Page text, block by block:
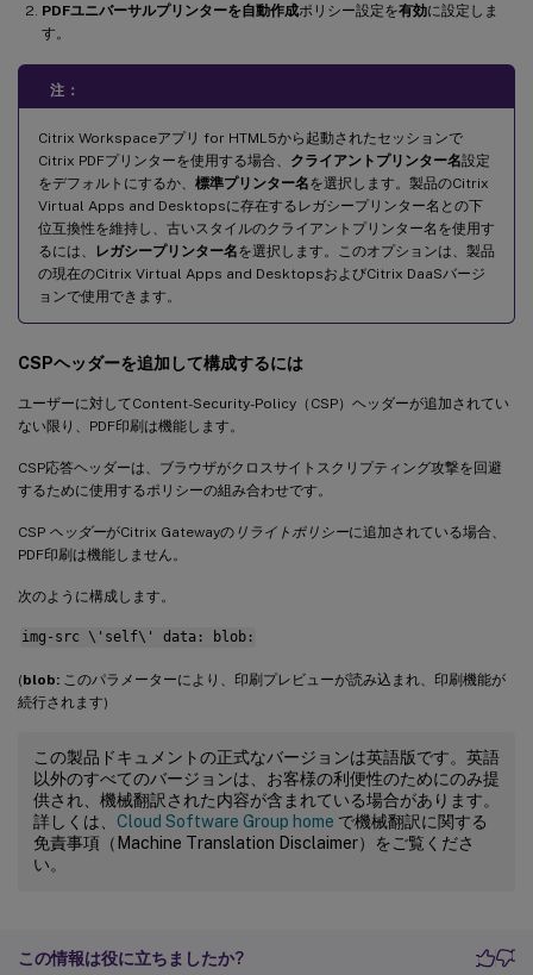
PDFユニバーサルプリンターを自動作成ポリシー設定を有効に設定しま
す。
注：
Citrix Workspaceアプリ for HTML5から起動されたセッションで
Citrix PDFプリンターを使用する場合、 クライアントプリンター名設定
をデフォルトにするか、 標準プリンター名を選択します。製品のCitrix
Virtual Apps and Desktopsに存在するレガシープリンター名との下
位互換性を維持し、古いスタイルのクライアントプリンター名を使用す
るには、
レガシープリンター名を選択します。このオプションは、製品
の現在のCitrix Virtual Apps and DesktopsおよびCitrix DaaSバージ
ョンで使用できます。
CSPヘッダーを追加して構成するには
ユーザーに対してContent-Security-Policy（CSP）ヘッダーが追加されてい
ない限り、PDF印刷は機能します。
CSP応答ヘッダーは、ブラウザがクロスサイトスクリプティング攻撃を回避
するために使用するポリシーの組み合わせです。
CSP ヘッダーがCitrix Gatewayの リライトポリシーに追加されている場合、
PDF印刷は機能しません。
次のように構成します。
img-src \'self\' data: blob:
(blob: このパラメーターにより、印刷プレビューが読み込まれ、印刷機能が
続行されます)
この製品ドキュメントの正式なバージョンは英語版です。英語
以外のすべてのバージョンは、お客様の利便性のためにのみ提
供され、機械翻訳された内容が含まれている場合があります。
詳しくは、 Cloud Software Group home で機械翻訳に関する
免責事項（Machine Translation Disclaimer）をご覧くださ
い。
この情報は役に立ちましたか?